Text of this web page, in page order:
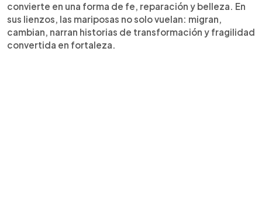
convierte en una forma de fe, reparación y belleza. En
sus lienzos, las mariposas no solo vuelan: migran,
cambian, narran historias de transformación y fragilidad
convertida en fortaleza.